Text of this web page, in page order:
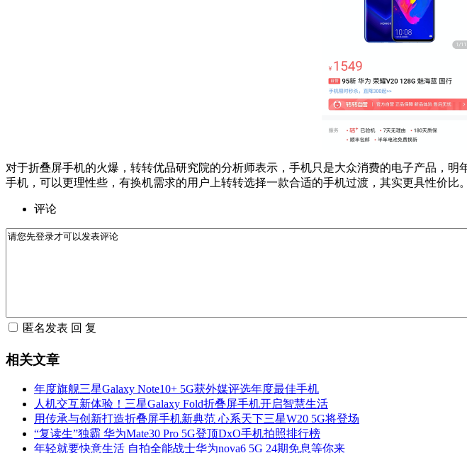
对于折叠屏手机的火爆，转转优品研究院的分析师表示，手机只是大众消费的电子产品，
手机，可以更理性些，有换机需求的用户上转转选择一款合适的手机过渡，其实更具性价比。
评论
相关文章
年度旗舰三星Galaxy Note10+ 5G获外媒评选年度最佳手机
人机交互新体验！三星Galaxy Fold折叠屏手机开启智慧生活
用传承与创新打造折叠屏手机新典范 心系天下三星W20 5G将登场
“复读生”独霸 华为Mate30 Pro 5G登顶DxO手机拍照排行榜
年轻就要快意生活 自拍全能战士华为nova6 5G 24期免息等你来